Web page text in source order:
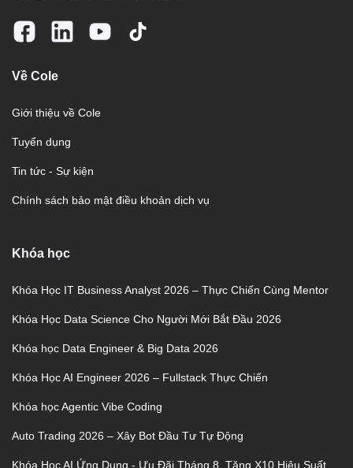
Về Cole
Giới thiệu về Cole
Tuyển dụng
Tin tức - Sự kiện
Chính sách bảo mật điều khoản dịch vụ
Khóa học
Khóa Học IT Business Analyst 2026 – Thực Chiến Cùng Mentor
Khóa Học Data Science Cho Người Mới Bắt Đầu 2026
Khóa học Data Engineer & Big Data 2026
Khóa Học AI Engineer 2026 – Fullstack Thực Chiến
Khóa học Agentic Vibe Coding
Auto Trading 2026 – Xây Bot Đầu Tư Tự Động
Khóa Học AI Ứng Dụng - Ưu Đãi Tháng 8, Tăng X10 Hiệu Suất